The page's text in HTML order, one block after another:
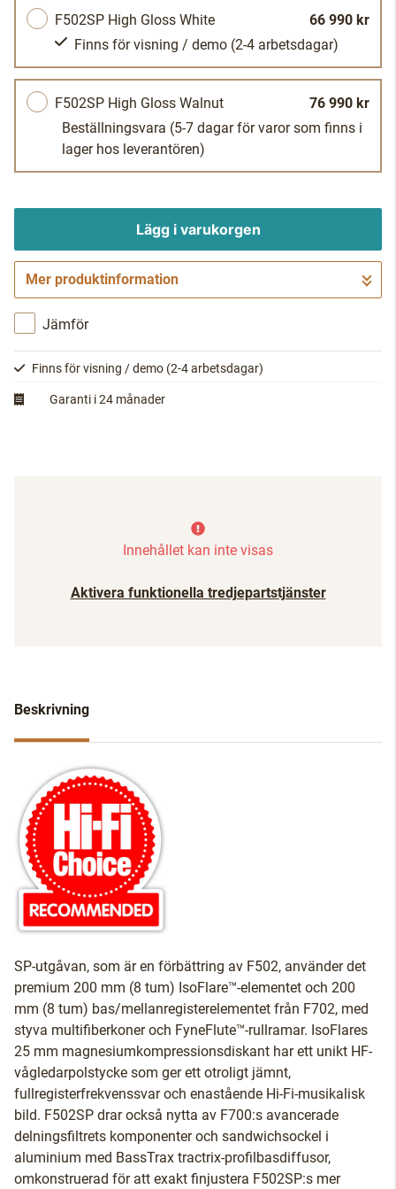
F502SP High Gloss White
66 990 kr
Finns för visning / demo (2-4 arbetsdagar)
F502SP High Gloss Walnut
76 990 kr
Beställningsvara (5-7 dagar för varor som finns i
lager hos leverantören)
Lägg i varukorgen
Gå till kassan
Mer produktinformation
Jämför
Finns för visning / demo (2-4 arbetsdagar)
Garanti i 24 månader
Innehållet kan inte visas
Aktivera funktionella tredjepartstjänster
Beskrivning
SP-utgåvan, som är en förbättring av F502, använder det
premium 200 mm (8 tum) IsoFlare™-elementet och 200
mm (8 tum) bas/mellanregisterelementet från F702, med
styva multifiberkoner och FyneFlute™-rullramar. IsoFlares
25 mm magnesiumkompressionsdiskant har ett unikt HF-
vågledarpolstycke som ger ett otroligt jämnt,
fullregisterfrekvenssvar och enastående Hi-Fi-musikalisk
bild. F502SP drar också nytta av F700:s avancerade
delningsfiltrets komponenter och sandwichsockel i
aluminium med BassTrax tractrix-profilbasdiffusor,
omkonstruerad för att exakt finjustera F502SP:s mer